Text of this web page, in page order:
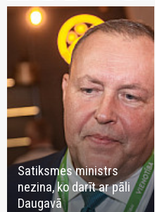
Satiksmes ministrs
nezina, ko darīt ar pāli
Daugavā